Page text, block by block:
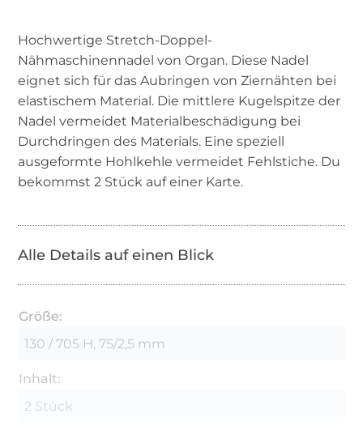
Hochwertige Stretch-Doppel-
Nähmaschinennadel von Organ. Diese Nadel
eignet sich für das Aubringen von Ziernähten bei
elastischem Material. Die mittlere Kugelspitze der
Nadel vermeidet Materialbeschädigung bei
Durchdringen des Materials. Eine speziell
ausgeformte Hohlkehle vermeidet Fehlstiche. Du
bekommst 2 Stück auf einer Karte.
Alle Details auf einen Blick
Größe:
130 / 705 H, 75/2,5 mm
Inhalt:
2 Stück